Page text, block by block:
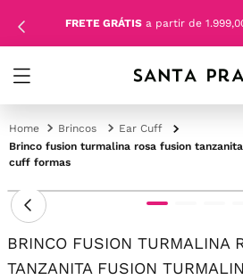
FRETE GRÁTIS a partir de
Brincos
Ear Cuff
Brinco fusion turmalina rosa fusion
cuff formas
BRINCO FUSION TURMALINA
TANZANITA FUSION